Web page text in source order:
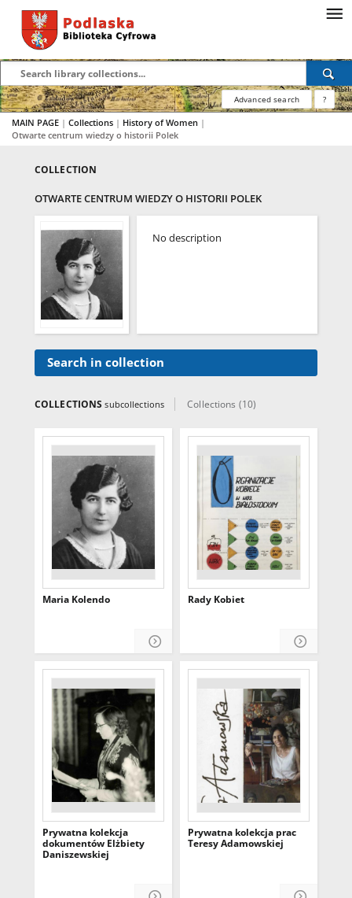
Advanced search ?
MAIN PAGE | Collections | History of Women |
Otwarte centrum wiedzy o historii Polek
COLLECTION
OTWARTE CENTRUM WIEDZY O HISTORII POLEK
No description
Search in collection
COLLECTIONSsubcollections Collections (10)
Maria Kolendo Rady Kobiet
Prywatna kolekcja
dokumentów Elżbiety
Daniszewskiej
Prywatna kolekcja prac
Teresy Adamowskiej